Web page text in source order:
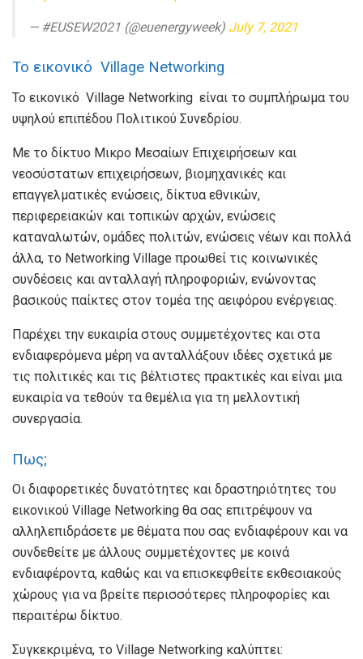
— #EUSEW2021 (@euenergyweek) July 7, 2021
Το εικονικό Village Networking
Το εικονικό Village Networking είναι το συμπλήρωμα του
υψηλού επιπέδου Πολιτικού Συνεδρίου.
Με το δίκτυο Μικρο Μεσαίων Επιχειρήσεων και
νεοσύστατων επιχειρήσεων, βιομηχανικές και
επαγγελματικές ενώσεις, δίκτυα εθνικών,
περιφερειακών και τοπικών αρχών, ενώσεις
καταναλωτών, ομάδες πολιτών, ενώσεις νέων και πολλά
άλλα, το Networking Village προωθεί τις κοινωνικές
συνδέσεις και ανταλλαγή πληροφοριών, ενώνοντας
βασικούς παίκτες στον τομέα της αειφόρου ενέργειας.
Παρέχει την ευκαιρία στους συμμετέχοντες και στα
ενδιαφερόμενα μέρη να ανταλλάξουν ιδέες σχετικά με
τις πολιτικές και τις βέλτιστες πρακτικές και είναι μια
ευκαιρία να τεθούν τα θεμέλια για τη μελλοντική
συνεργασία.
Πως;
Οι διαφορετικές δυνατότητες και δραστηριότητες του
εικονικού Village Networking θα σας επιτρέψουν να
αλληλεπιδράσετε με θέματα που σας ενδιαφέρουν και να
συνδεθείτε με άλλους συμμετέχοντες με κοινά
ενδιαφέροντα, καθώς και να επισκεφθείτε εκθεσιακούς
χώρους για να βρείτε περισσότερες πληροφορίες και
περαιτέρω δίκτυο.
Συγκεκριμένα, το Village Networking καλύπτει: